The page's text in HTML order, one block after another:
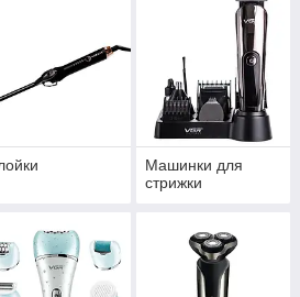
Машинки для
стрижки